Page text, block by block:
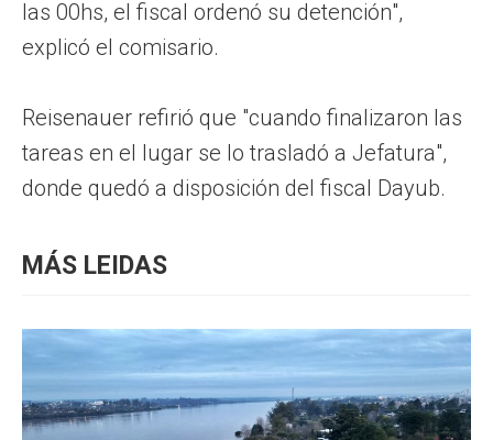
las 00hs, el fiscal ordenó su detención",
explicó el comisario.
Reisenauer refirió que "cuando finalizaron las
tareas en el lugar se lo trasladó a Jefatura",
donde quedó a disposición del fiscal Dayub.
MÁS LEIDAS